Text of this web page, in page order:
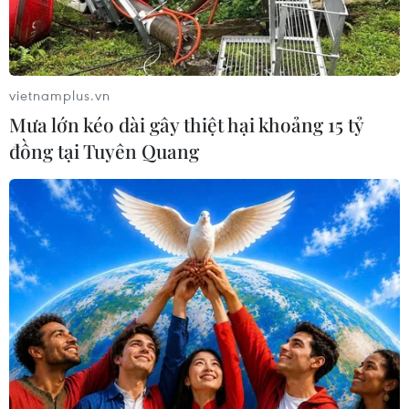
"Giấc mơ Gruzia" (DG) vừa giành thắng lợi tại
cuộc tổng tuyển cử ngày 1/10qua, tỷ phú Bidzina
Ivanishvili làm Thủ tướng.
Tổng thống Saakashvili cho biết đề nghị của ông
sẽ được Quốc hội khóa mới Gruziahọp kỳ đầu
tiên vào ngày 21/10 tới xem xét phê chuẩn vì
đây là ý nguyện của đasố dân chúng nước này
sau khi họ bỏ phiếu ủng hộ DG, khối đã giành
87/150 ghếtrong Quốc hội khóa mới.
Tổng thống Saakashvili xác nhận ngày 16/10
ông đã ký sắc lệnh khôi phục quyềncông dân
Gruzia cho ông Ivanishvili để chính khách đối
lập này có thể lên lãnhđạo chính phủ mới.
vietnamplus.vn
Mưa lớn kéo dài gây thiệt hại khoảng 15 tỷ
đồng tại Tuyên Quang